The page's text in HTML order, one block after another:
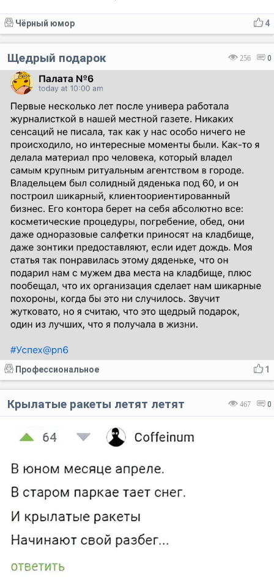
4
Чёрный юмор
256 0
Щедрый подарок
1
Профессиональное
467 0
Крылатые ракеты летят летят